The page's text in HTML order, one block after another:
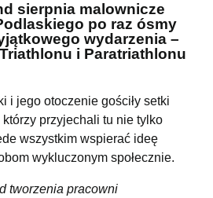
sierpnia malownicze
po raz ósmy
wydarzenia –
i Paratriathlonu
i jego otoczenie gościły setki
przyjechali tu nie tylko
wszystkim wspierać ideę
wykluczonym społecznie.
tworzenia pracowni